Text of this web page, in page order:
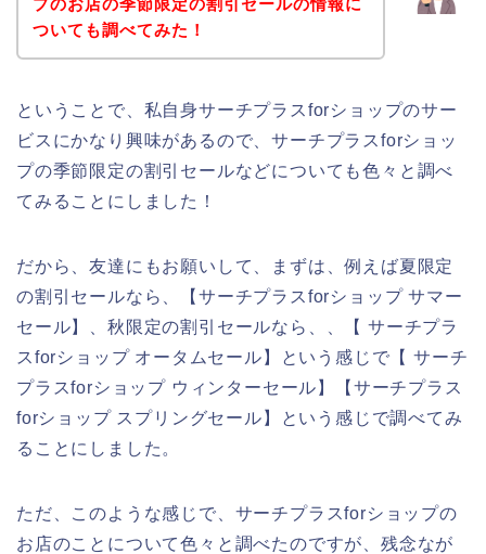
プのお店の季節限定の割引セールの情報に
ついても調べてみた！
ということで、私自身サーチプラスforショップのサー
ビスにかなり興味があるので、サーチプラスforショッ
プの季節限定の割引セールなどについても色々と調べ
てみることにしました！
だから、友達にもお願いして、まずは、例えば夏限定
の割引セールなら、【サーチプラスforショップ サマー
セール】、秋限定の割引セールなら、、【 サーチプラ
スforショップ オータムセール】という感じで【 サーチ
プラスforショップ ウィンターセール】【サーチプラス
forショップ スプリングセール】という感じで調べてみ
ることにしました。
ただ、このような感じで、サーチプラスforショップの
お店のことについて色々と調べたのですが、残念なが